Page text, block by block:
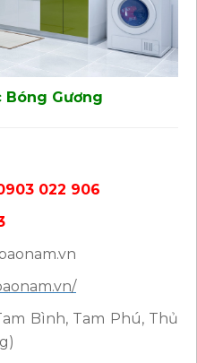
Bóng Gương
022 906
Bình, Tam Phú, Thủ
)